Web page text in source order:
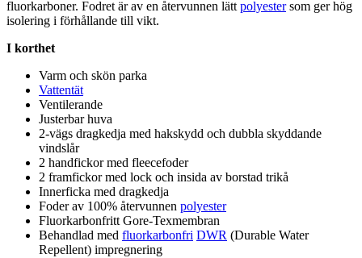
fluorkarboner. Fodret är av en återvunnen lätt polyestersom ger hög
isolering i förhållande till vikt.
I korthet
Varm och skön parka
Vattentät
Ventilerande
Justerbar huva
2-vägs dragkedja med hakskydd och dubbla skyddande
vindslår
2 handfickor med fleecefoder
2 framfickor med lock och insida av borstad trikå
Innerficka med dragkedja
Foder av 100% återvunnen polyester
Fluorkarbonfritt Gore-Texmembran
Behandlad med fluorkarbonfri DWR (Durable Water
Repellent) impregnering